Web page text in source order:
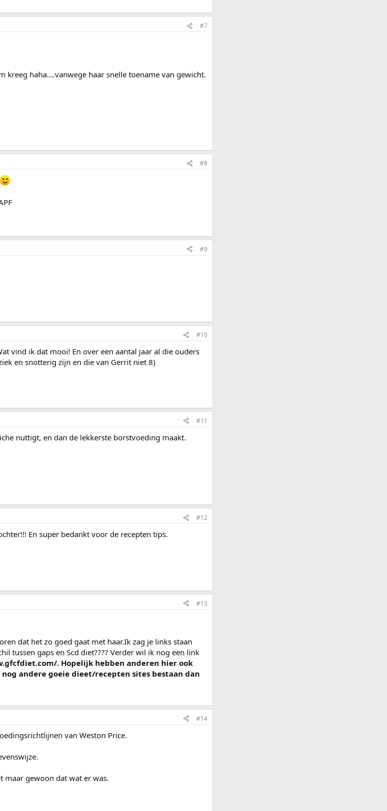
#7
kreeg haha....vanwege haar snelle toename van gewicht.
#8
#9
#10
vind ik dat mooi! En over een aantal jaar al die ouders
en snotterig zijn en die van Gerrit niet 8)
#11
nuttigt, en dan de lekkerste borstvoeding maakt.
#12
En super bedankt voor de recepten tips.
#13
dat het zo goed gaat met haar.Ik zag je links staan
tussen gaps en Scd diet???? Verder wil ik nog een link
. Hopelijk hebben anderen hier ook
andere goeie dieet/recepten sites bestaan dan
#14
van Weston Price.
maar gewoon dat wat er was.